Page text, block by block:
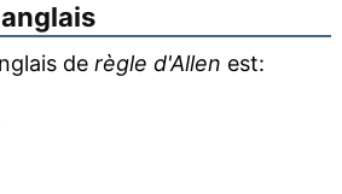
de règle d'Allen est: